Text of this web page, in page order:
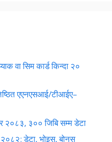
वा सिम कार्ड किन्दा २०
एएनएसआई/टीआईए–
२०८३, ३०० जिबि सम्म डेटा
डेटा, भोइस, बोनस